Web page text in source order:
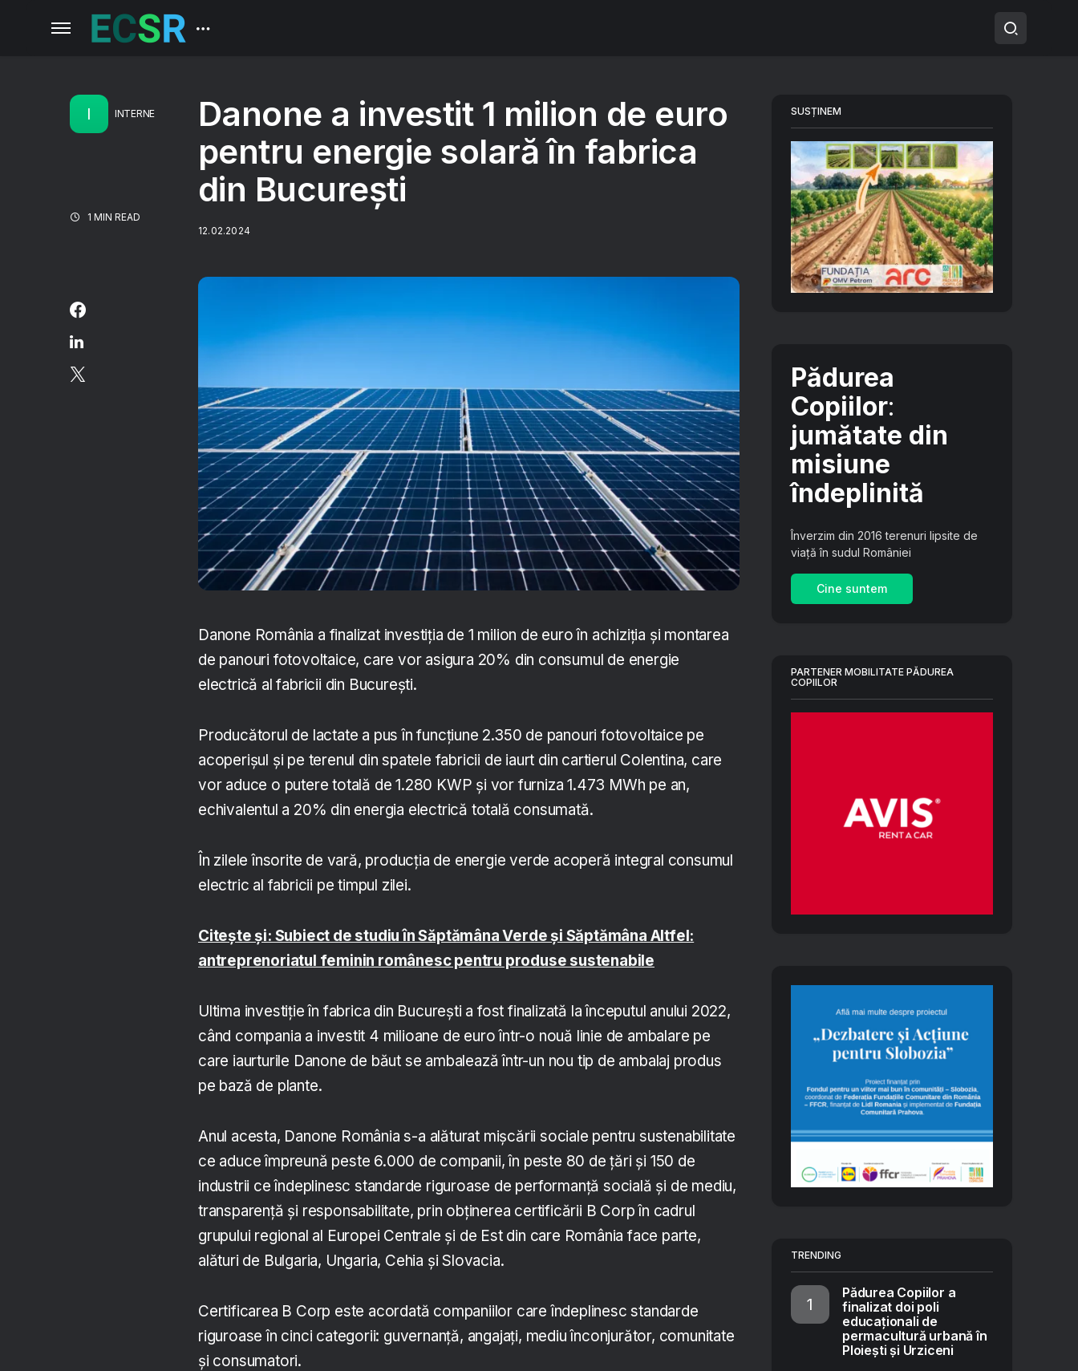
I INTERNE
1 MIN READ
Danone a investit 1 milion de euro
pentru energie solară în fabrica
din București
12.02.2024
Danone România a finalizat investiția de 1 milion de euro în achiziția și montarea
de panouri fotovoltaice, care vor asigura 20% din consumul de energie
electrică al fabricii din București.
Producătorul de lactate a pus în funcțiune 2.350 de panouri fotovoltaice pe
acoperișul și pe terenul din spatele fabricii de iaurt din cartierul Colentina, care
vor aduce o putere totală de 1.280 KWP și vor furniza 1.473 MWh pe an,
echivalentul a 20% din energia electrică totală consumată.
În zilele însorite de vară, producția de energie verde acoperă integral consumul
electric al fabricii pe timpul zilei.
Citește și: Subiect de studiu în Săptămâna Verde și Săptămâna Altfel:
antreprenoriatul feminin românesc pentru produse sustenabile
Ultima investiție în fabrica din București a fost finalizată la începutul anului 2022,
când compania a investit 4 milioane de euro într-o nouă linie de ambalare pe
care iaurturile Danone de băut se ambalează într-un nou tip de ambalaj produs
pe bază de plante.
Anul acesta, Danone România s-a alăturat mișcării sociale pentru sustenabilitate
ce aduce împreună peste 6.000 de companii, în peste 80 de țări și 150 de
industrii ce îndeplinesc standarde riguroase de performanță socială și de mediu,
transparență și responsabilitate, prin obținerea certificării B Corp în cadrul
grupului regional al Europei Centrale și de Est din care România face parte,
alături de Bulgaria, Ungaria, Cehia și Slovacia.
Certificarea B Corp este acordată companiilor care îndeplinesc standarde
riguroase în cinci categorii: guvernanță, angajați, mediu înconjurător, comunitate
și consumatori.
SUSȚINEM
Pădurea
Copiilor:
jumătate din
misiune
îndeplinită
Înverzim din 2016 terenuri lipsite de
viață în sudul României
Cine suntem
PARTENER MOBILITATE PĂDUREA
COPIILOR
TRENDING
Pădurea Copiilor a
finalizat doi poli
educaționali de
permacultură urbană în
Ploiești și Urziceni